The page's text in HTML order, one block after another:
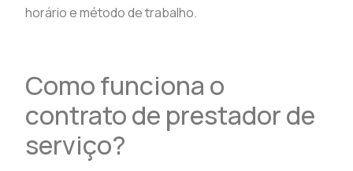
horário e método de trabalho.
Como funciona o
contrato de prestador de
serviço?